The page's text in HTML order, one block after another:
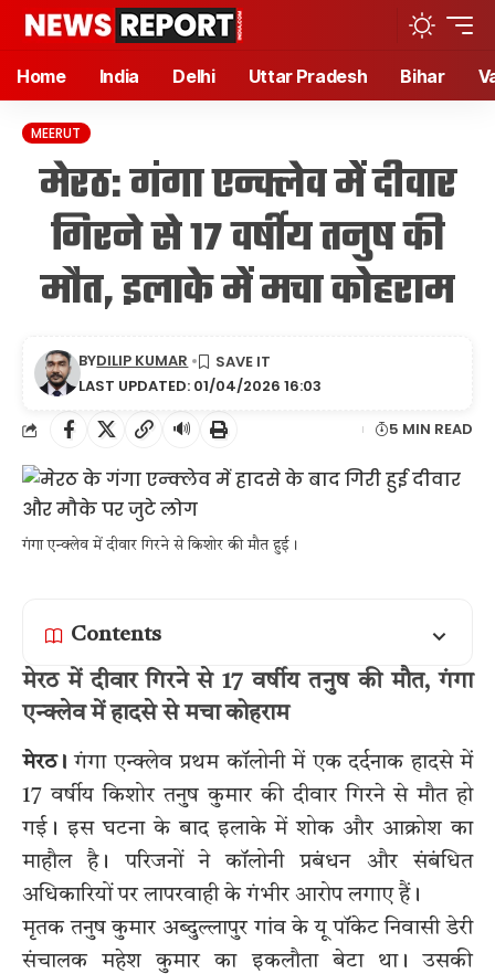
Home India Delhi Uttar Pradesh Bihar
MEERUT
मेरठ: गंगा एन्क्लेव में दीवार
गिरने से 17 वर्षीय तनुष की
मौत, इलाके में मचा कोहराम
LAST UPDATED: 01/04/2026 16:03
BYDILIP KUMAR
🔊 5 MIN READ
गंगा एन्क्लेव में दीवार गिरने से किशोर की मौत हुई।
Contents
मेरठ में दीवार गिरने से 17 वर्षीय तनुष की मौत, गंगा
एन्क्लेव में हादसे से मचा कोहराम
मेरठ। गंगा एन्क्लेव प्रथम कॉलोनी में एक दर्दनाक हादसे में
17 वर्षीय किशोर तनुष कुमार की दीवार गिरने से मौत हो
गई। इस घटना के बाद इलाके में शोक और आक्रोश का
माहौल है। परिजनों ने कॉलोनी प्रबंधन और संबंधित
अधिकारियों पर लापरवाही के गंभीर आरोप लगाए हैं।
मृतक तनुष कुमार अब्दुल्लापुर गांव के यू पॉकेट निवासी डेरी
संचालक महेश कुमार का इकलौता बेटा था। उसकी